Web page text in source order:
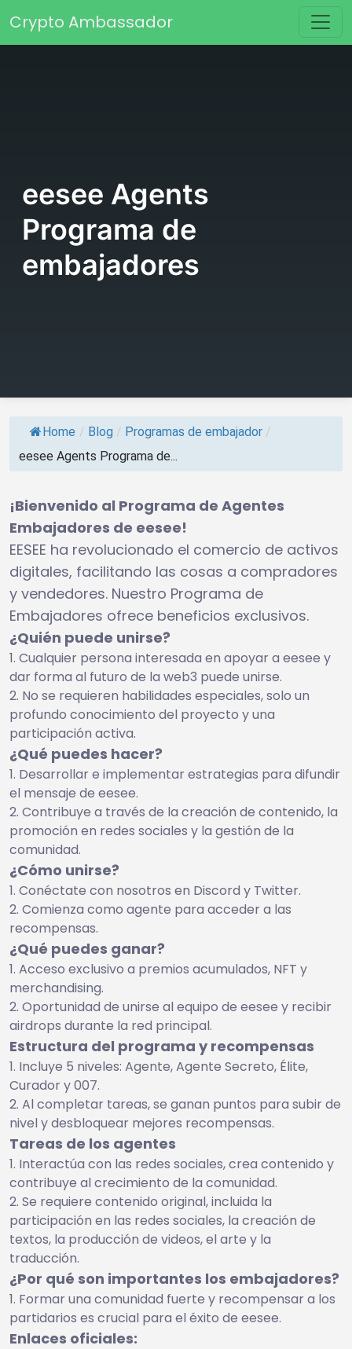
Navegación principal
Crypto Ambassador
eesee Agents
Programa de
embajadores
Home / Blog / Programas de embajador /
eesee Agents Programa de...
¡Bienvenido al Programa de Agentes
Embajadores de eesee!
EESEE ha revolucionado el comercio de activos
digitales, facilitando las cosas a compradores
y vendedores. Nuestro Programa de
Embajadores ofrece beneficios exclusivos.
¿Quién puede unirse?
Cualquier persona interesada en apoyar a eesee y
dar forma al futuro de la web3 puede unirse.
No se requieren habilidades especiales, solo un
profundo conocimiento del proyecto y una
participación activa.
¿Qué puedes hacer?
Desarrollar e implementar estrategias para difundir
el mensaje de eesee.
Contribuye a través de la creación de contenido, la
promoción en redes sociales y la gestión de la
comunidad.
¿Cómo unirse?
Conéctate con nosotros en Discord y Twitter.
Comienza como agente para acceder a las
recompensas.
¿Qué puedes ganar?
Acceso exclusivo a premios acumulados, NFT y
merchandising.
Oportunidad de unirse al equipo de eesee y recibir
airdrops durante la red principal.
Estructura del programa y recompensas
Incluye 5 niveles: Agente, Agente Secreto, Élite,
Curador y 007.
Al completar tareas, se ganan puntos para subir de
nivel y desbloquear mejores recompensas.
Tareas de los agentes
Interactúa con las redes sociales, crea contenido y
contribuye al crecimiento de la comunidad.
Se requiere contenido original, incluida la
participación en las redes sociales, la creación de
textos, la producción de videos, el arte y la
traducción.
¿Por qué son importantes los embajadores?
Formar una comunidad fuerte y recompensar a los
partidarios es crucial para el éxito de eesee.
Enlaces oficiales: